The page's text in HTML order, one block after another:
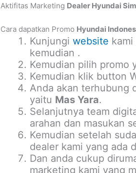
Aktifitas Marketing Dealer Hyundai
Cara dapatkan Promo Hyundai
Kunjungiwebsite
kemudian .
Kemudian pilih promo
Kemudian klik button
Anda akan terhubung
yaitu Mas Yara.
Selanjutnya team
arahan dan masukan
Kemudian setelah
dealer kami yang ada
Dan anda cukup
marketing kami yang